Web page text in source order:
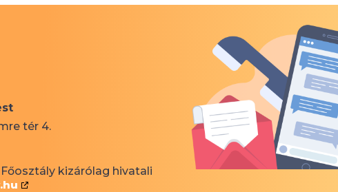
tér 4.
kizárólag hivatali